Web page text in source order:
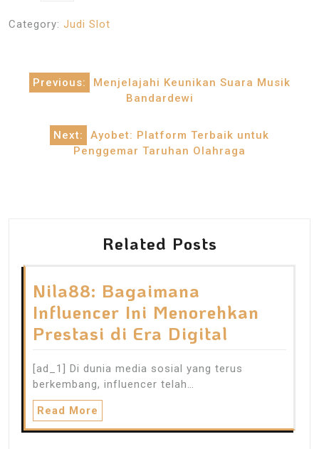
Category: Judi Slot
Post
navigation
Previous:
Menjelajahi Keunikan Suara Musik
Bandardewi
Next:
Ayobet: Platform Terbaik untuk
Penggemar Taruhan Olahraga
Related Posts
Nila88: Bagaimana
Influencer Ini Menorehkan
Prestasi di Era Digital
[ad_1] Di dunia media sosial yang terus
berkembang, influencer telah…
Read More